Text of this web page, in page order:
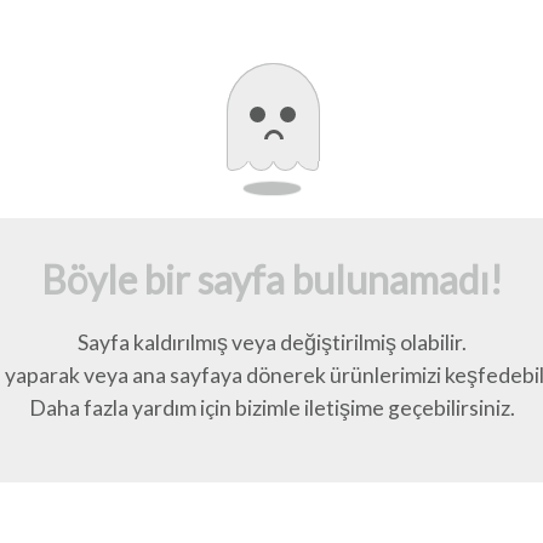
Böyle bir sayfa bulunamadı!
Sayfa kaldırılmış veya değiştirilmiş olabilir.
yaparak veya ana sayfaya dönerek ürünlerimizi
Daha fazla yardım için bizimle iletişime geçebilirsiniz.